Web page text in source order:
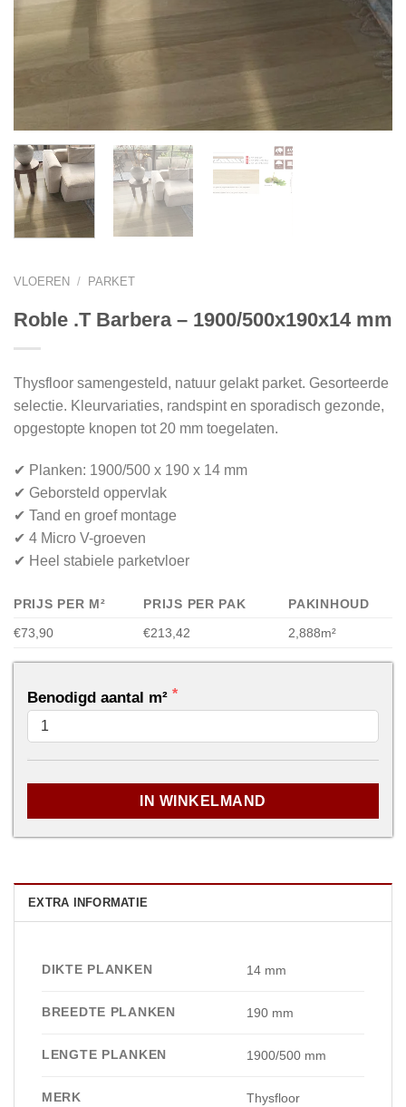
VLOEREN / PARKET
Roble .T Barbera – 1900/500x190x14 mm
Thysfloor samengesteld, natuur gelakt parket. Gesorteerde
selectie. Kleurvariaties, randspint en sporadisch gezonde,
opgestopte knopen tot 20 mm toegelaten.
✔ Planken: 1900/500 x 190 x 14 mm
✔ Geborsteld oppervlak
✔ Tand en groef montage
✔ 4 Micro V-groeven
✔ Heel stabiele parketvloer
PRIJS PER M² PRIJS PER PAK
PAKINHOUD
€73,90
€213,42 2,888m²
Benodigd aantal m²
IN WINKELMAND
EXTRA INFORMATIE
DIKTE PLANKEN 14 mm
BREEDTE PLANKEN 190 mm
LENGTE PLANKEN 1900/500 mm
MERK Thysfloor